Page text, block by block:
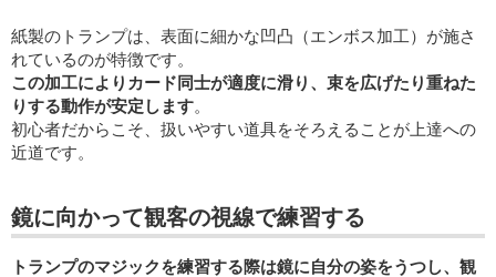
紙製のトランプは、表面に細かな凹凸（エンボス加工）が施さ
れているのが特徴です。
この加工によりカード同士が適度に滑り、束を広げたり重ねた
りする動作が安定します。
初心者だからこそ、扱いやすい道具をそろえることが上達への
近道です。
鏡に向かって観客の視線で練習する
トランプのマジックを練習する際は鏡に自分の姿をうつし、観